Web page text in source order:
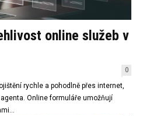
online služeb v
0
rychle a pohodlně přes internet,
Online formuláře umožňují